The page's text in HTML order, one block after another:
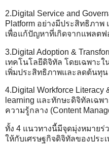
2.Digital Service and
Platform อย่างมีประสิทธิภา
เพื่อแก้ปัญหาที่เกิดจากแพลตฟ
3.Digital Adoption &
เทคโนโลยีดิจิทัล โดยเฉพาะ
เพิ่มประสิทธิภาพและลดต้นทุน
4.Digital Workforce
learning และทักษะดิจิทัลเฉ
ความรู้กลาง (Content
ทั้ง 4 แนวทางนี้มีจุดมุ่งหมาย
ให้กับเศรษฐกิจดิจิทัลของปร